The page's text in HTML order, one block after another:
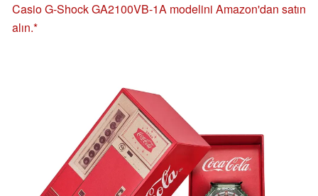
Casio G-Shock GA2100VB-1A modelini Amazon'dan satın
alın.